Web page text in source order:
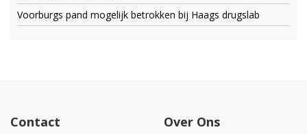
Voorburgs pand mogelijk betrokken bij Haags drugslab
Contact Over Ons